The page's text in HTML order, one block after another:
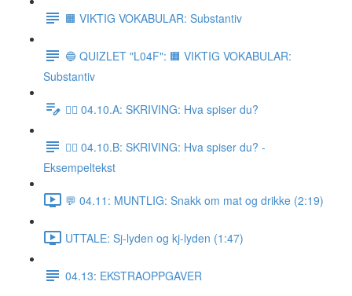
🟧 VIKTIG VOKABULAR: Substantiv
🔵 QUIZLET "L04F": 🟧 VIKTIG VOKABULAR:
Substantiv
✍🏼 04.10.A: SKRIVING: Hva spiser du?
✍🏼 04.10.B: SKRIVING: Hva spiser du? -
Eksempeltekst
💬 04.11: MUNTLIG: Snakk om mat og drikke (2:19)
UTTALE: Sj-lyden og kj-lyden (1:47)
04.13: EKSTRAOPPGAVER